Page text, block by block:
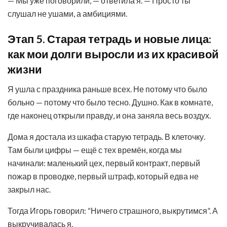
слушал не ушами, а амбициями.
Этап 5. Старая тетрадь и новые лица:
как мои долги выросли из их красивой
жизни
Я ушла с праздника раньше всех. Не потому что было
больно — потому что было тесно. Душно. Как в комнате,
где наконец открыли правду, и она заняла весь воздух.
Дома я достала из шкафа старую тетрадь. В клеточку.
Там были цифры — ещё с тех времён, когда мы
начинали: маленький цех, первый контракт, первый
пожар в проводке, первый штраф, который едва не
закрыл нас.
Тогда Игорь говорил: “Ничего страшного, выкрутимся”. А
выкручивалась я.